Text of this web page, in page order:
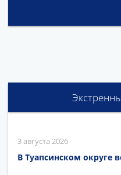
3 августа 2026
В Туапсинском округе